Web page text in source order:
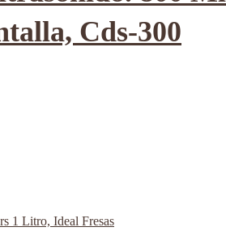
Cds-300